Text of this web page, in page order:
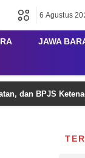
6 Agustus
JAWA
dan BPJS